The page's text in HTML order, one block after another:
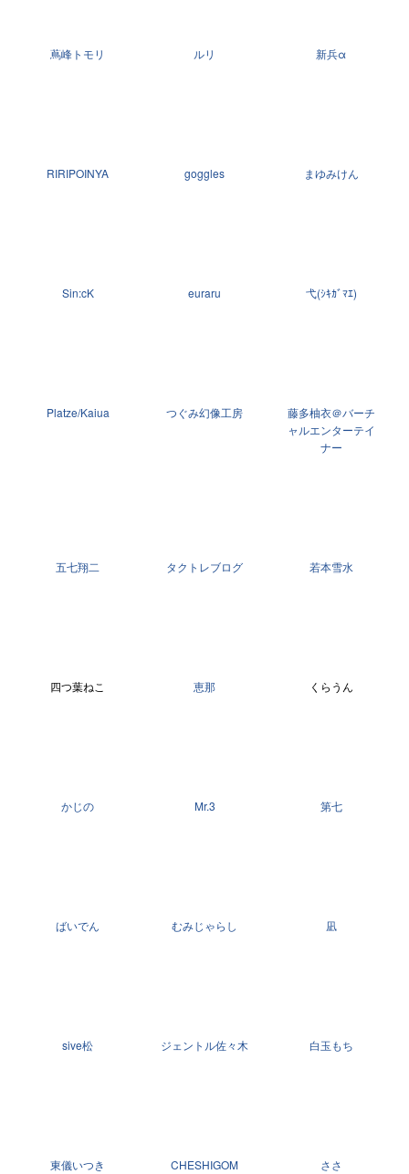
蔦峰トモリ ルリ 新兵α
RIRIPOINYA goggles まゆみけん
Sin:cK euraru 弋(ｼｷｶﾞﾏｴ)
Platze/Kaiua つぐみ幻像工房
藤多柚衣＠バーチ
ャルエンターテイ
ナー
五七翔二 タクトレブログ 若本雪水
四つ葉ねこ 恵那 くらうん
かじの Mr.3 第七
ばいでん むみじゃらし 凪
sive松 ジェントル佐々木 白玉もち
東儀いつき CHESHIGOM ささ